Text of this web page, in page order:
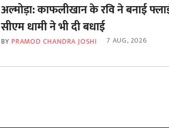
अल्मोड़ा: काफलीखान के रवि ने बनाई
सीएम धामी ने भी दी बधाई
BY PRAMOD CHANDRA JOSHI 7 AUG, 2026